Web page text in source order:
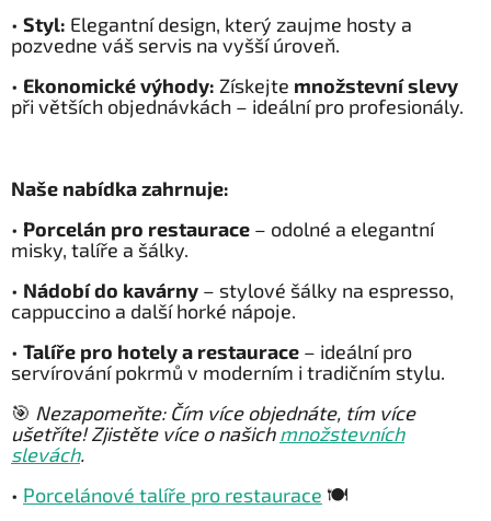
i
s
• Styl: Elegantní design, který zaujme hosty a
pozvedne váš servis na vyšší úroveň.
• Ekonomické výhody: Získejte množstevní slevy
při větších objednávkách – ideální pro profesionály.
Naše nabídka zahrnuje:
• Porcelán pro restaurace – odolné a elegantní
misky, talíře a šálky.
• Nádobí do kavárny – stylové šálky na espresso,
cappuccino a další horké nápoje.
• Talíře pro hotely a restaurace – ideální pro
servírování pokrmů v moderním i tradičním stylu.
🎯 Nezapomeňte: Čím více objednáte, tím více
ušetříte! Zjistěte více o našichmnožstevních
slevách.
• Porcelánové talíře pro restaurace 🍽